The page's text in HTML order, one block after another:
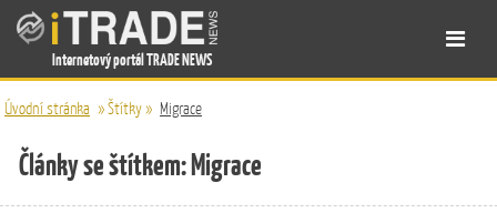
Internetový portál TRADE NEWS
Úvodní stránka »Štítky» Migrace
Články se štítkem: Migrace